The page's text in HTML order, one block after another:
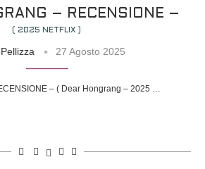
– RECENSIONE –
( 2025 NETFLIX )
27 Agosto 2025
– ( Dear Hongrang – 2025 …